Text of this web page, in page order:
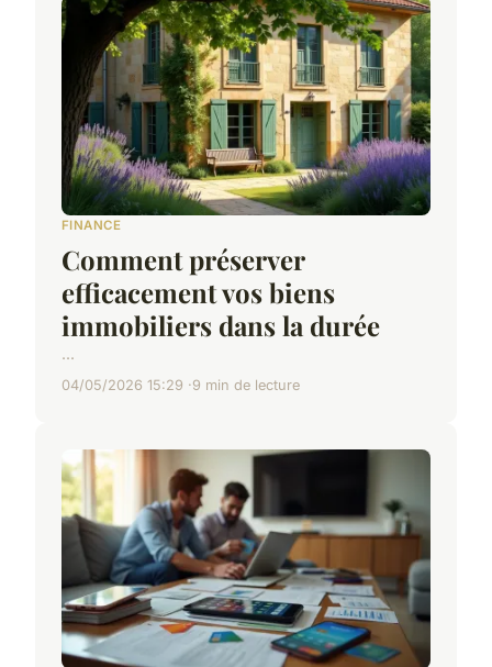
FINANCE
Comment préserver
efficacement vos biens
immobiliers dans la durée
...
04/05/2026 15:29 9 min de lecture